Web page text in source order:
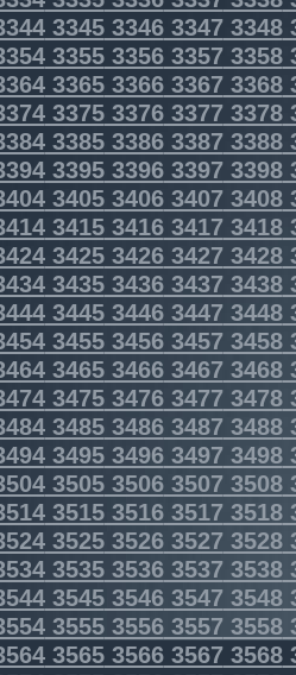
3345334633473348
3355335633573358
3365336633673368
3375337633773378
3385338633873388
3395339633973398
3405340634073408
3415341634173418
342534263427 3428
343534363437 3438
344534463447 3448
345534563457 3458
346534663467 3468
347534763477 3478
348534863487 3488
349534963497 3498
350535063507 3508
351535163517 3518
352535263527 3528
353535363537 3538
354535463547 3548
355535563557 3558
3565356635673568